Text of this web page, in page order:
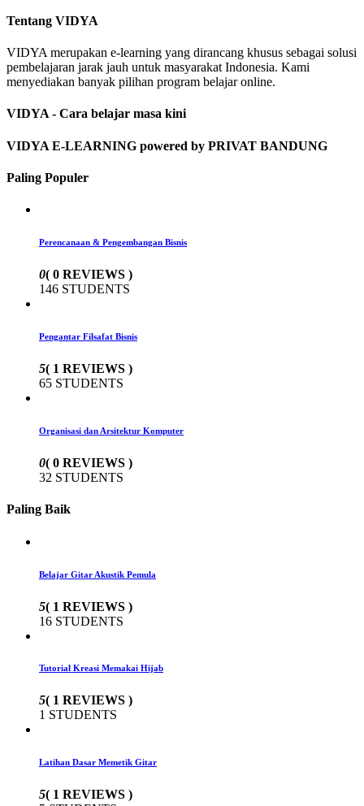
Tentang VIDYA
VIDYA merupakan e-learning yang dirancang khusus sebagai solusi
pembelajaran jarak jauh untuk masyarakat Indonesia. Kami
menyediakan banyak pilihan program belajar online.
VIDYA - Cara belajar masa kini
VIDYA E-LEARNING powered by PRIVAT BANDUNG
Paling Populer
Perencanaan & Pengembangan Bisnis
0( 0 REVIEWS )
146 STUDENTS
Pengantar Filsafat Bisnis
5( 1 REVIEWS )
65 STUDENTS
Organisasi dan Arsitektur Komputer
0( 0 REVIEWS )
32 STUDENTS
Paling Baik
Belajar Gitar Akustik Pemula
5( 1 REVIEWS )
16 STUDENTS
Tutorial Kreasi Memakai Hijab
5( 1 REVIEWS )
1 STUDENTS
Latihan Dasar Memetik Gitar
5( 1 REVIEWS )